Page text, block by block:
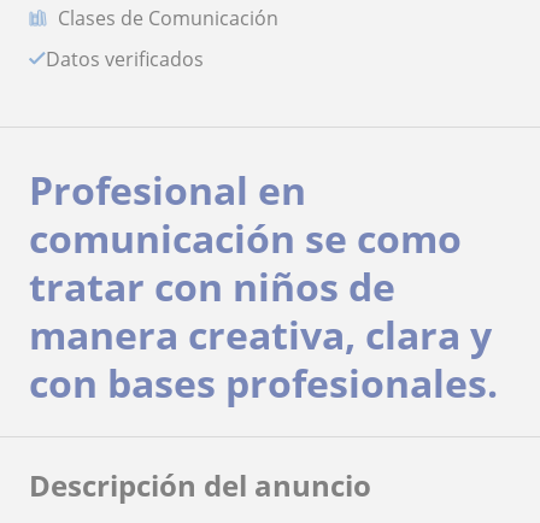
Clases de Comunicación
Datos verificados
Profesional en
comunicación se como
tratar con niños de
manera creativa, clara y
con bases profesionales.
Descripción del anuncio